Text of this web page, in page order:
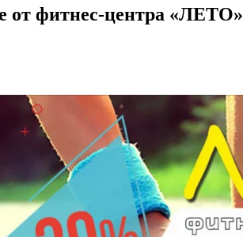
от фитнес-центра «ЛЕТО»